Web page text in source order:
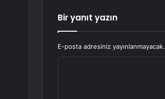
Bir yanıt yazın
E-posta adresiniz yayınlanmayacak.